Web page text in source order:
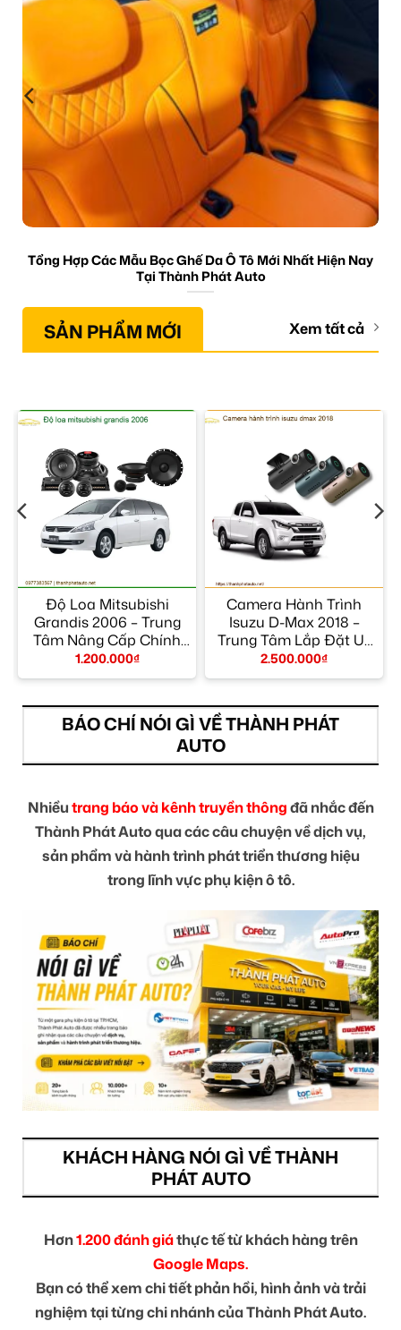
Tổng Hợp Các Mẫu Bọc Ghế Da Ô Tô Mới Nhất Hiện Nay
Tại Thành Phát Auto
SẢN PHẨM MỚI Xem tất cả
Độ Loa Mitsubishi
Grandis 2006 – Trung
Tâm Nâng Cấp Chính
Hãng TPHCM
1.200.000₫
Camera Hành Trình
Isuzu D-Max 2018 –
Trung Tâm Lắp Đặt Uy
Tín TPHCM
2.500.000₫
BÁO CHÍ NÓI GÌ VỀ THÀNH PHÁT
AUTO
Nhiềutrang báo và kênh truyền thôngđã nhắc đến
Thành Phát Auto qua các câu chuyện về dịch vụ,
sản phẩm và hành trình phát triển thương hiệu
trong lĩnh vực phụ kiện ô tô.
KHÁCH HÀNG NÓI GÌ VỀ THÀNH
PHÁT AUTO
Hơn1.200 đánh giáthực tế từ khách hàng trên
Google Maps.
Bạn có thể xem chi tiết phản hồi, hình ảnh và trải
nghiệm tại từng chi nhánh của Thành Phát Auto.